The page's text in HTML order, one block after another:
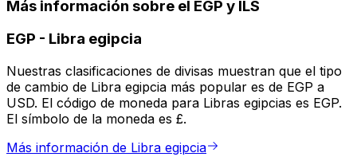
Más información sobre el EGP y ILS
EGP - Libra egipcia
Nuestras clasificaciones de divisas muestran que el tipo
de cambio de Libra egipcia más popular es de EGP a
USD. El código de moneda para Libras egipcias es EGP.
El símbolo de la moneda es £.
Más información de Libra egipcia